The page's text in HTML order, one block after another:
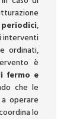
,
interventi
ordinati,
è
fermo e
che le
operare
lo